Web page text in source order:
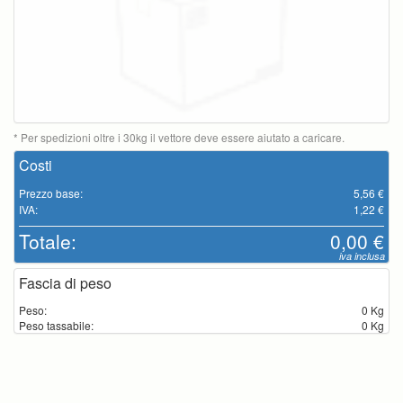
* Per spedizioni oltre i 30kg il vettore deve essere aiutato a caricare.
Costi
Prezzo base:
5,56 €
IVA:
1,22 €
Totale: 0,00 €
iva inclusa
Fascia di peso
Peso:
0 Kg
Peso tassabile:
0 Kg